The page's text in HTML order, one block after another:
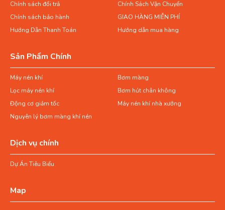
Chính sách đổi trả
Chính Sách Vận Chuyển
Chính sách bảo hành
GIAO HÀNG MIỄN PHÍ
Hướng Dẫn Thanh Toán
Hướng dẫn mua hàng
Sản Phẩm Chính
Máy nén khí
Bơm màng
Lọc máy nén khí
Bơm hút chân không
Động cơ giảm tốc
Máy nén khí nhà xưởng
Nguyên lý bơm màng khí nén
Dịch vụ chính
Dự Án Tiêu Biểu
Map